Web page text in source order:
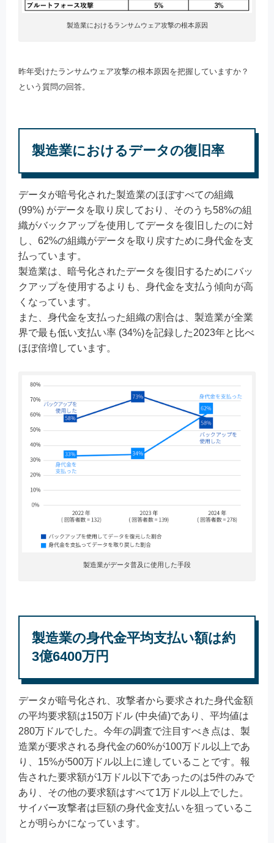
製造業におけるランサムウェア攻撃の根本原因
昨年受けたランサムウェア攻撃の根本原因を把握していますか？
という質問の回答。
製造業におけるデータの復旧率​
データが暗号化された製造業のほぼすべての組織
(99%) がデータを取り戻しており、そのうち58%の組
織がバックアップを使用してデータを復旧したのに対
し、62%の組織がデータを取り戻すために身代金を支
払っています。
製造業は、暗号化されたデータを復旧するためにバッ
クアップを使用するよりも、身代金を支払う傾向が高
くなっています。
また、身代金を支払った組織の割合は、製造業が全業
界で最も低い支払い率 (34%)を記録した2023年と比べ
ほぼ倍増しています。
製造業がデータ普及に使用した手段
製造業の身代金平均支払い額は約
3億6400万円
データが暗号化され、攻撃者から要求された身代金額
の平均要求額は150万ドル (中央値)であり、平均値は
280万ドルでした。今年の調査で注目すべき点は、製
造業が要求される身代金の60%が100万ドル以上であ
り、15%が500万ドル以上に達していることです。報
告された要求額が1万ドル以下であったのは5件のみで
あり、その他の要求額はすべて1万ドル以上でした。
サイバー攻撃者は巨額の身代金支払いを狙っているこ
とが明らかになっています。